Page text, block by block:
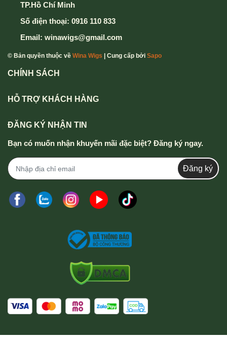
TP.Hồ Chí Minh
Số điện thoại: 0916 110 833
Email: winawigs@gmail.com
© Bản quyền thuộc về Wina Wigs | Cung cấp bởi Sapo
CHÍNH SÁCH
HỖ TRỢ KHÁCH HÀNG
ĐĂNG KÝ NHẬN TIN
Bạn có muốn nhận khuyến mãi đặc biệt? Đăng ký ngay.
Đăng ký